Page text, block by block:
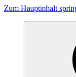
Zum Hauptinhalt